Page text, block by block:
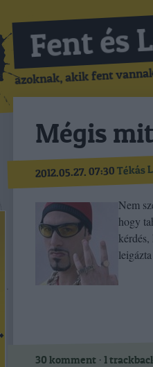
Fent és
azoknak, akik fent
Mégis
2012.05.27. 07:30Tékás
Nem
hogy
30 komment · 1